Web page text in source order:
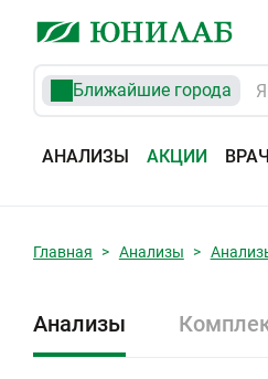
Ближайшие города
АНАЛИЗЫ АКЦИИ
Главная Анализы
Анализы